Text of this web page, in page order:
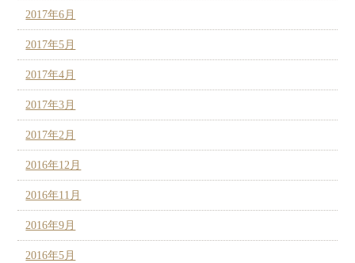
2017年6月
2017年5月
2017年4月
2017年3月
2017年2月
2016年12月
2016年11月
2016年9月
2016年5月